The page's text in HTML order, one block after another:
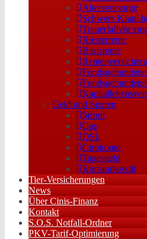
Altersvorsorge
Schwere
Riesterrente
Basisrente
Geld und Sparen
Strom
Gas
DSL
Girokonto
Tagesgeld
Konsumkredit
Tier-Versicherungen
News
Über Cinis-Finanz
Kontakt
S.O.S. Notfall-Ordner
PKV-Tarif-Optimierung